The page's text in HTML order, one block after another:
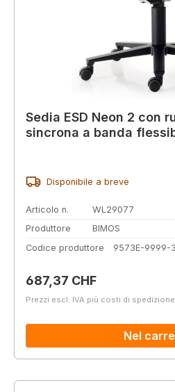
Sedia ESD Neon 2 con
sincrona a banda
Disponibile a breve
Articolo n.
WL29077
Produttore
BIMOS
Codice produttore
9573E-9999-
Prezzo normale:
687,37 CHF
Prezzi escl. IVA più costi di spedizione
Nel